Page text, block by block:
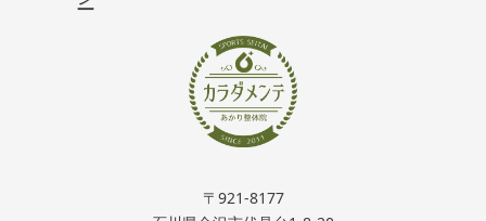
〒921-8177